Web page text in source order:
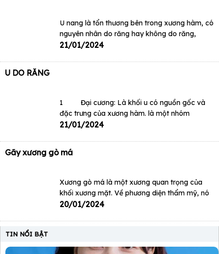
U nang là tổn thương bên trong xương hàm, có
nguyên nhân do răng hay không do răng,
21/01/2024
U DO RĂNG
1 Đại cương: Là khối u có nguồn gốc và
đặc trưng của xương hàm. là một nhóm
21/01/2024
Gãy xương gò má
Xương gò má là một xương quan trọng của
khối xương mặt. Về phương diện thẩm mỹ, nó
20/01/2024
TIN NỔI BẬT